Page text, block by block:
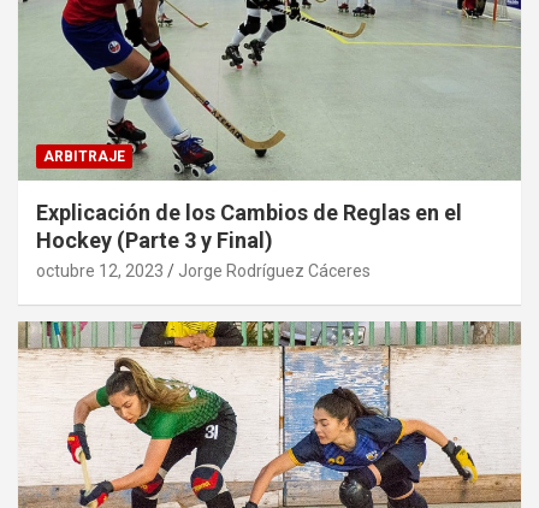
ARBITRAJE
Explicación de los Cambios de Reglas en el
Hockey (Parte 3 y Final)
octubre 12, 2023 Jorge Rodríguez Cáceres